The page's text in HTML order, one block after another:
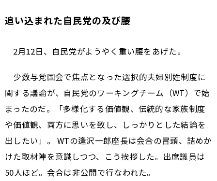
追い込まれた自民党の及び腰
2月12日、自民党がようやく重い腰をあげた。
少数与党国会で焦点となった選択的夫婦別姓制度に
関する議論が、自民党のワーキングチーム（WT）で始
まったのだ。「多様化する価値観、伝統的な家族制度
や価値観、両方に思いを致し、しっかりとした結論を
出したい」。 WTの逢沢一郎座長は会合の冒頭、詰めか
けた取材陣を意識しつつ、こう挨拶した。出席議員は
50人ほど。会合は非公開で行なわれた。